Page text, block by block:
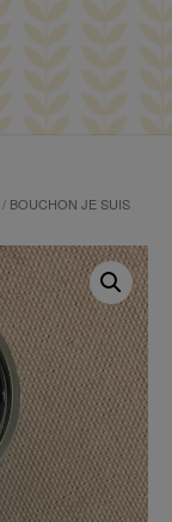
/ BOUCHON JE SUIS